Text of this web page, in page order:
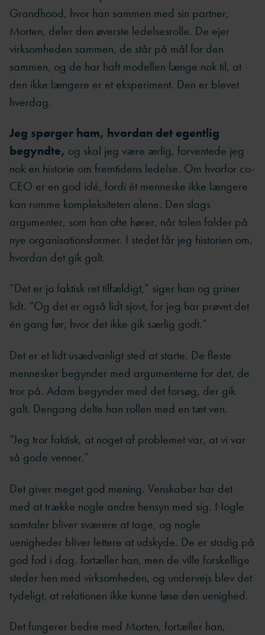
Grandhood, hvor han sammen med sin partner,
Morten, deler den øverste ledelsesrolle. De ejer
virksomheden sammen, de står på mål for den
sammen, og de har haft modellen længe nok til, at
den ikke længere er et eksperiment. Den er blevet
hverdag.
Jeg spørger ham, hvordan det egentlig
begyndte, og skal jeg være ærlig, forventede jeg
nok en historie om fremtidens ledelse. Om hvorfor co-
CEO er en god idé, fordi ét menneske ikke længere
kan rumme kompleksiteten alene. Den slags
argumenter, som han ofte hører, når talen falder på
nye organisationsformer. I stedet får jeg historien om,
hvordan det gik galt.
“Det er jo faktisk ret tilfældigt,” siger han og griner
lidt. “Og det er også lidt sjovt, for jeg har prøvet det
én gang før, hvor det ikke gik særlig godt.”
Det er et lidt usædvanligt sted at starte. De fleste
mennesker begynder med argumenterne for det, de
tror på. Adam begynder med det forsøg, der gik
galt. Dengang delte han rollen med en tæt ven.
“Jeg tror faktisk, at noget af problemet var, at vi var
så gode venner.”
Det giver meget god mening. Venskaber har det
med at trække nogle andre hensyn med sig. Nogle
samtaler bliver sværere at tage, og nogle
uenigheder bliver lettere at udskyde. De er stadig på
god fod i dag, fortæller han, men de ville forskellige
steder hen med virksomheden, og undervejs blev det
tydeligt, at relationen ikke kunne løse den uenighed.
Det fungerer bedre med Morten, fortæller han,